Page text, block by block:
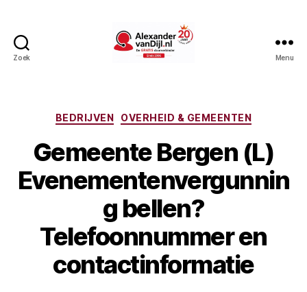
Zoek Menu
Categorieën
BEDRIJVEN OVERHEID & GEMEENTEN
Gemeente Bergen (L)
Evenementenvergunnin
g bellen?
Telefoonnummer en
contactinformatie